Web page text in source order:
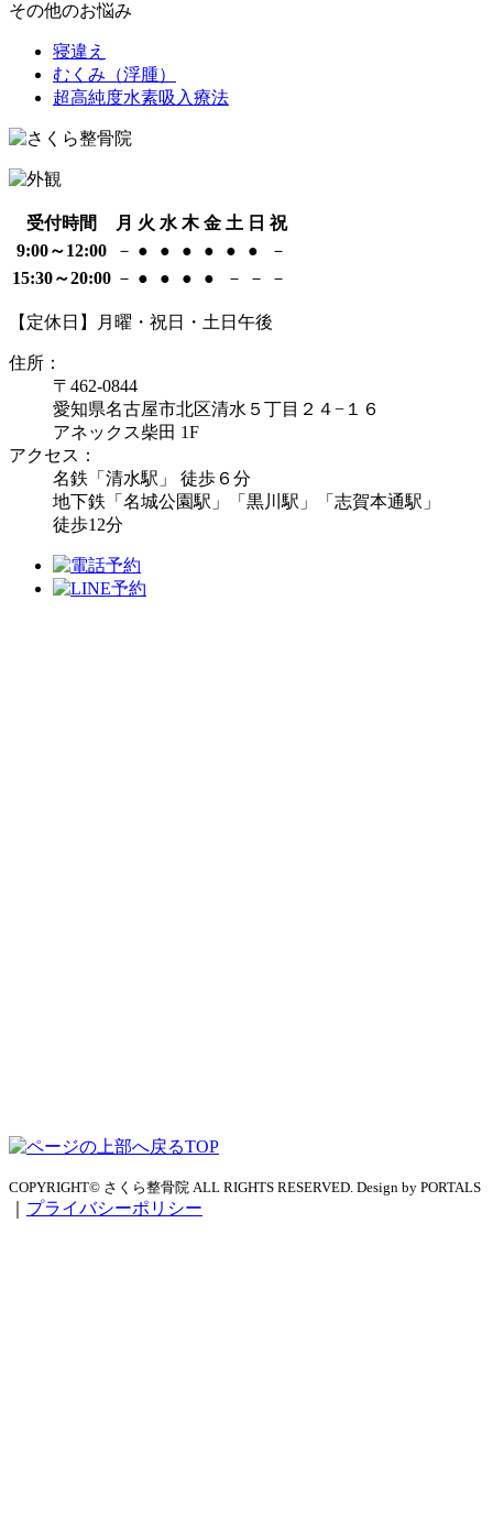
その他のお悩み
寝違え
むくみ（浮腫）
超高純度水素吸入療法
受付時間 月 火 水 木 金 土 日 祝
9:00～12:00
－ ● ● ● ● ● ●
－
15:30～20:00 － ● ● ● ● － － －
【定休日】月曜・祝日・土日午後
住所：
〒462-0844
愛知県名古屋市北区清水５丁目２４−１６
アネックス柴田 1F
アクセス：
名鉄「清水駅」 徒歩６分
地下鉄「名城公園駅」「黒川駅」「志賀本通駅」
徒歩12分
TOP
COPYRIGHT© さくら整骨院 ALL RIGHTS RESERVED. Design by PORTALS
プライバシーポリシー